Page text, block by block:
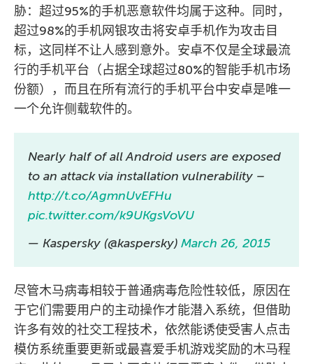
胁：超过95%的手机恶意软件均属于这种。同时，
超过98%的手机网银攻击将安卓手机作为攻击目
标，这同样不让人感到意外。安卓不仅是全球最流
行的手机平台（占据全球超过80%的智能手机市场
份额），而且在所有流行的手机平台中安卓是唯一
一个允许侧载软件的。
Nearly half of all Android users are exposed
to an attack via installation vulnerability –
http://t.co/AgmnUvEFHu
pic.twitter.com/k9UKgsVoVU
— Kaspersky (@kaspersky) March 26, 2015
尽管木马病毒相较于普通病毒危险性较低，原因在
于它们需要用户的主动操作才能潜入系统，但借助
许多有效的社交工程技术，依然能诱使受害人点击
模仿系统重要更新或最喜爱手机游戏奖励的木马程